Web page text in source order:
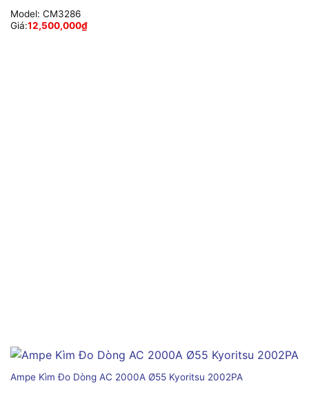
Model: CM3286
Giá:12,500,000₫
Ampe Kìm Đo Dòng AC 2000A Ø55 Kyoritsu 2002PA